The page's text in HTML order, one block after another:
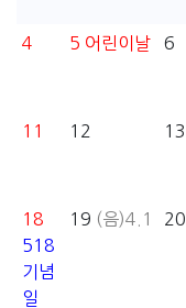
4 5 어린이날 6
11 12 13
18
518
기념
일
19 (음)4.1 20